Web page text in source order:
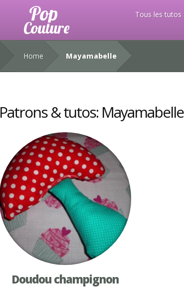
Tous les tutos
Home Mayamabelle
Patrons & tutos: Mayamabelle
Doudou champignon